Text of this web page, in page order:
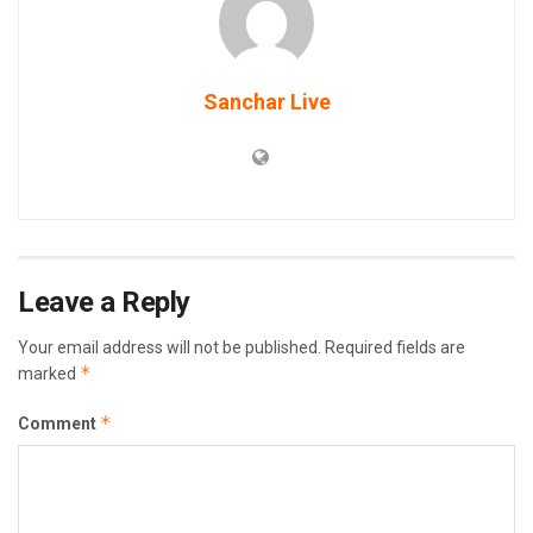
Sanchar Live
Leave a Reply
Your email address will not be published.
Required fields are
marked *
Comment *